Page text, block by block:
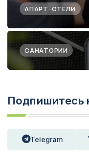
АПАРТ-ОТЕЛИ
САНАТОРИИ
Подпишитесь
Telegram